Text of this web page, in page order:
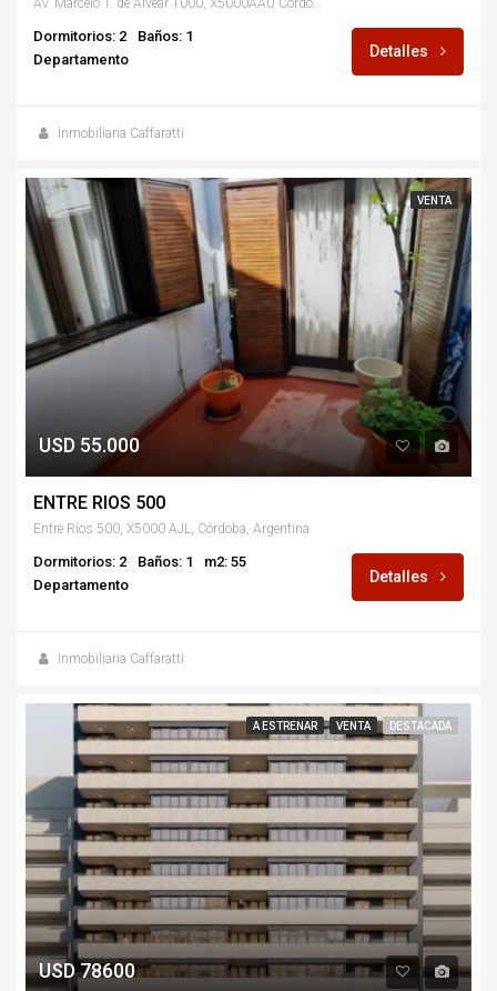
Dormitorios: 2
Baños: 1
Departamento
Detalles
Inmobiliaria Caffaratti
VENTA
USD 55.000
ENTRE RIOS 500
Entre Ríos 500, X5000 AJL, Córdoba, Argentina
Dormitorios: 2 Baños: 1
m2: 55
Departamento
Detalles
Inmobiliaria Caffaratti
A ESTRENAR VENTA DESTACADA
USD 78600